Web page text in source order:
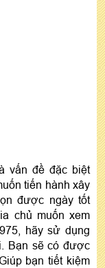
vấn đề đặc biệt
tiến hành xây
được ngày tốt
chủ muốn xem
hãy sử dụng
Bạn sẽ có được
bạn tiết kiệm